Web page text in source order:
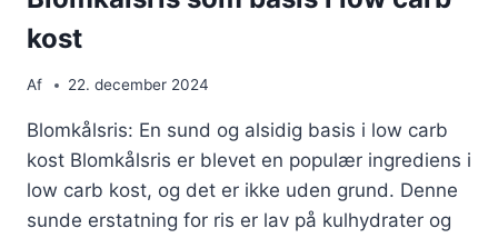
kost
Af 22. december 2024
Blomkålsris: En sund og alsidig basis i low carb
kost Blomkålsris er blevet en populær ingrediens i
low carb kost, og det er ikke uden grund. Denne
sunde erstatning for ris er lav på kulhydrater og